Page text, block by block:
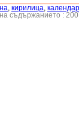
, кирилица,
съдържанието :